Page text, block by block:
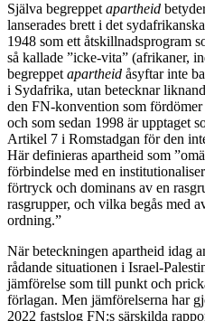
Själva begreppet apartheid
lanserades brett i det
1948 som ett åtskillnadsprogram
så kallade ”icke-vita” (afrikaner,
begreppet apartheid åsyftar inte
i Sydafrika, utan betecknar
den FN-konvention som
och som sedan 1998 är upptaget
Artikel 7 i Romstadgan för den
Här definieras apartheid som
förbindelse med en
förtryck och dominans av en
rasgrupper, och vilka begås med
ordning.”
När beteckningen apartheid idag
rådande situationen i Israel-
jämförelse som till punkt och
förlagan. Men jämförelserna har
2022 fastslog FN:s särskilda